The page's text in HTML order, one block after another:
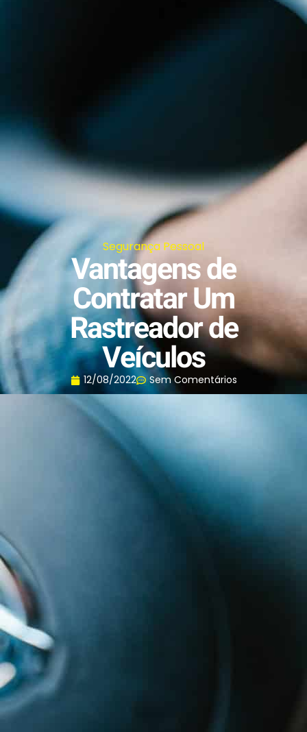
Segurança Pessoal
Vantagens de
Contratar Um
Rastreador de
Veículos
12/08/2022 Sem Comentários